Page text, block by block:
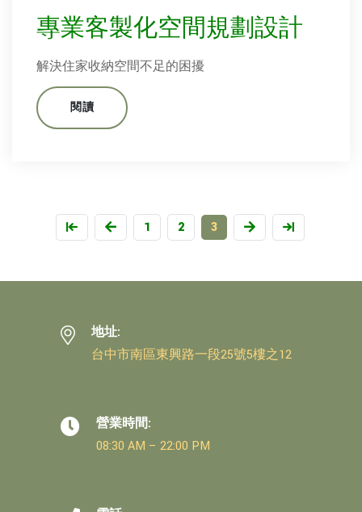
專業客製化空間規劃設計
解決住家收納空間不足的困擾
閱讀
1 2 3
地址:
台中市南區東興路一段25號5樓之12
營業時間:
08:30 AM – 22:00 PM